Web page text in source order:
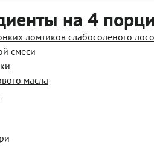
на 4
ломтиков слабосоленого
смеси
масла